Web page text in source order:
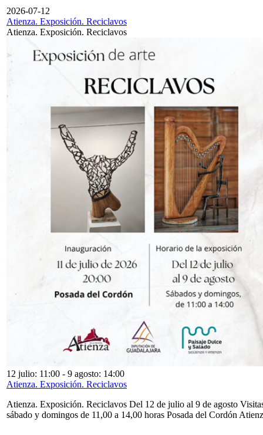
2026-07-12
Atienza. Exposición. Reciclavos
Atienza. Exposición. Reciclavos
12 julio: 11:00 - 9 agosto: 14:00
Atienza. Exposición. Reciclavos
Atienza. Exposición. Reciclavos Del 12 de julio al 9 de agosto
sábado y domingos de 11,00 a 14,00 horas Posada del Cordón